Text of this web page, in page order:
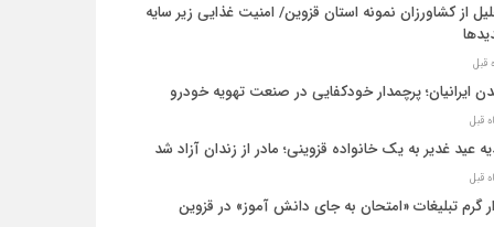
از کشاورزان نمونه استان قزوین/ امنیت غذایی زیر سایه
ایرانیان؛ پرچمدار خودکفایی در صنعت تهویه خودرو
عید غدیر به یک خانواده قزوینی؛ مادر از زندان آزاد شد
گرم تبلیغات «امتحان به جای دانش‌ آموز» در قزوین